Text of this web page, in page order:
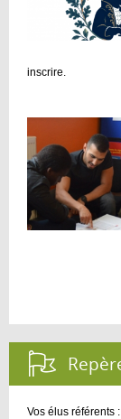
inscrire.
Vos élus référents :